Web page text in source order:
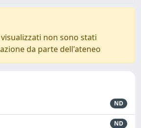
non sono stati
da parte dell'ateneo
ND
ND